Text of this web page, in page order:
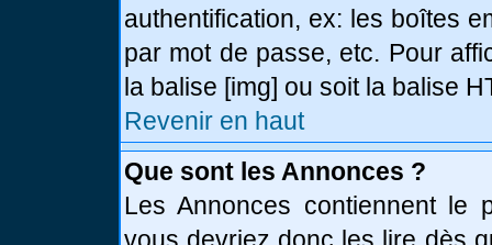
authentification, ex: les boîtes
par mot de passe, etc. Pour
la balise [img] ou soit la balise
Revenir en haut
Que sont les Annonces ?
Les Annonces contiennent le